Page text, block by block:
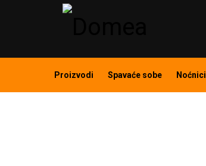
Proizvodi Spavaće sobe Noćnici